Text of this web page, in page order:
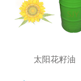
太阳花籽油